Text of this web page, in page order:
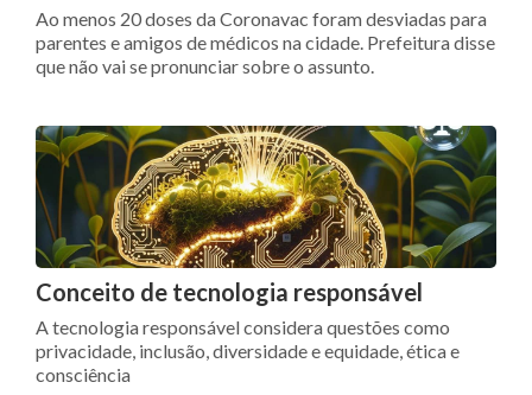
Ao menos 20 doses da Coronavac foram desviadas para
parentes e amigos de médicos na cidade. Prefeitura disse
que não vai se pronunciar sobre o assunto.
Conceito de tecnologia responsável
A tecnologia responsável considera questões como
privacidade, inclusão, diversidade e equidade, ética e
consciência